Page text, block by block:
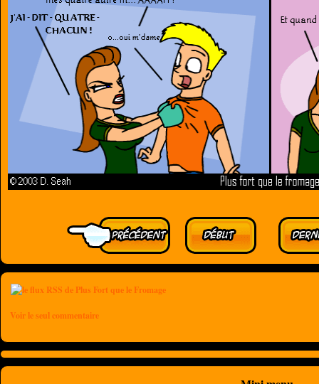
Voir le seul commentaire